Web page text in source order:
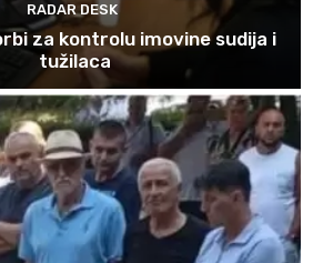
RADAR DESK
za kontrolu imovine sudija i
tužilaca